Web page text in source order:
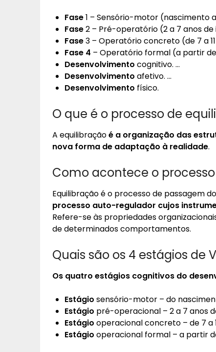
Fase1 – Sensório-motor (nascimento
Fase2 – Pré-operatório (2 a 7 anos de
Fase3 – Operatório concreto (de 7 a
Fase 4 – Operatório formal (a partir de
Desenvolvimento cognitivo. …
Desenvolvimento afetivo. …
Desenvolvimento físico.
O que é o processo de
A equilibraçãoé a organização das
nova forma de adaptação à realidade.
Como acontece o
Equilibração é o processo de passagem
processo auto-regulador cujos
Refere-se às propriedades
de determinados comportamentos.
Quais são os 4 estágios de
Os quatro estágios cognitivos do
Estágio sensório-motor – do
Estágio pré-operacional – 2 a 7 anos
Estágio operacional concreto – de 7 a
Estágio operacional formal – a partir